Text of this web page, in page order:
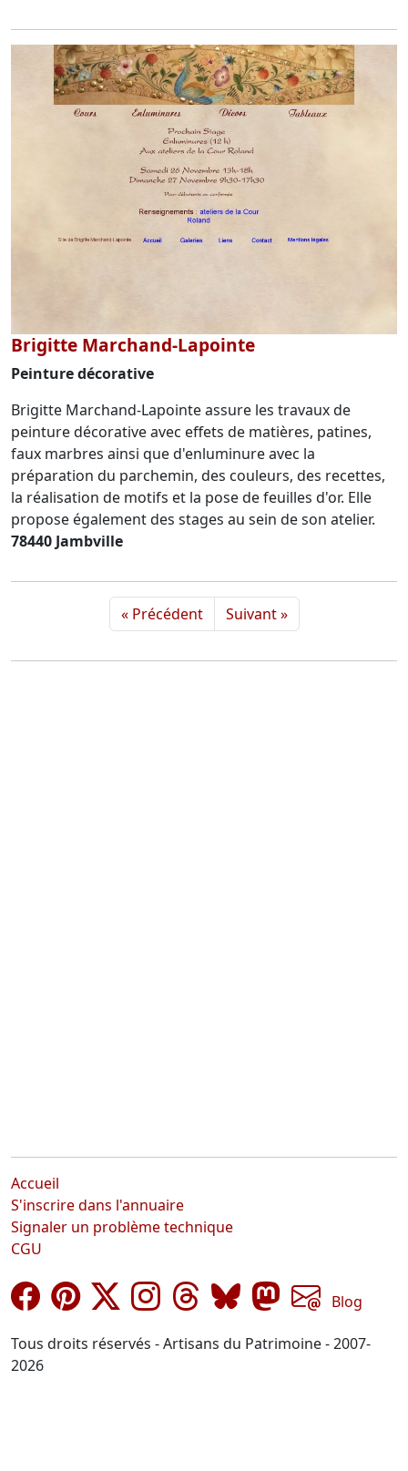
Brigitte Marchand-Lapointe
Peinture décorative
Brigitte Marchand-Lapointe assure les travaux de
peinture décorative avec effets de matières, patines,
faux marbres ainsi que d'enluminure avec la
préparation du parchemin, des couleurs, des recettes,
la réalisation de motifs et la pose de feuilles d'or. Elle
propose également des stages au sein de son atelier.
78440 Jambville
« Précédent Suivant »
Accueil
S'inscrire dans l'annuaire
Signaler un problème technique
CGU
Blog
Tous droits réservés - Artisans du Patrimoine - 2007-
2026